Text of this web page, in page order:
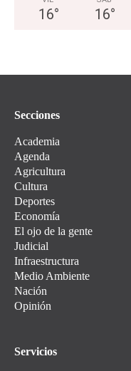
16° 16°
Secciones
Academia
Agenda
Agricultura
Cultura
Deportes
Economía
El ojo de la gente
Judicial
Infraestructura
Medio Ambiente
Nación
Opinión
Servicios